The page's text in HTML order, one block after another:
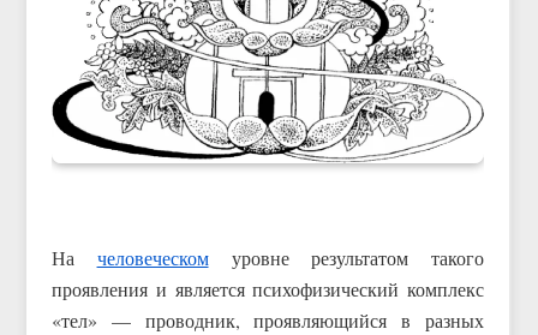
На человеческомуровне результатом такого
проявления и является психофизический комплекс
«тел» — проводник, проявляющийся в разных